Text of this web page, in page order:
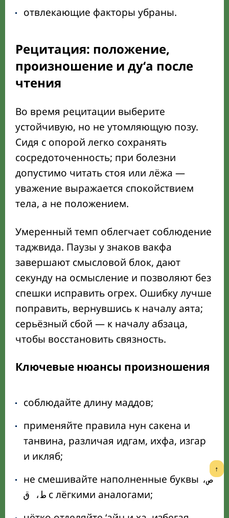
отвлекающие факторы убраны.
Рецитация: положение,
произношение и ду‘а после
чтения
Во время рецитации выберите
устойчивую, но не утомляющую позу.
Сидя с опорой легко сохранять
сосредоточенность; при болезни
допустимо читать стоя или лёжа —
уважение выражается спокойствием
тела, а не положением.
Умеренный темп облегчает соблюдение
таджвида. Паузы у знаков вакфа
завершают смысловой блок, дают
секунду на осмысление и позволяют без
спешки исправить огрех. Ошибку лучше
поправить, вернувшись к началу аята;
серьёзный сбой — к началу абзаца,
чтобы восстановить связность.
Ключевые нюансы произношения
соблюдайте длину маддов;
применяйте правила нун сакена и
танвина, различая идгам, ихфа, изгар
и икляб;
не смешивайте наполненные буквы ص،
ط، ق с лёгкими аналогами;
↑